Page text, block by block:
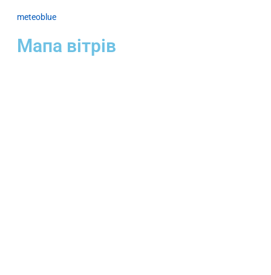
meteoblue
Мапа вітрів